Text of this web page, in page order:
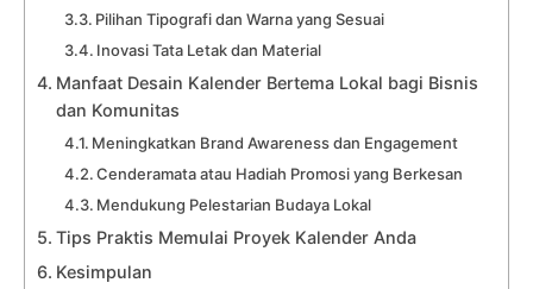
Pilihan Tipografi dan Warna yang Sesuai
Inovasi Tata Letak dan Material
Manfaat Desain Kalender Bertema Lokal bagi Bisnis
dan Komunitas
Meningkatkan Brand Awareness dan Engagement
Cenderamata atau Hadiah Promosi yang Berkesan
Mendukung Pelestarian Budaya Lokal
Tips Praktis Memulai Proyek Kalender Anda
Kesimpulan